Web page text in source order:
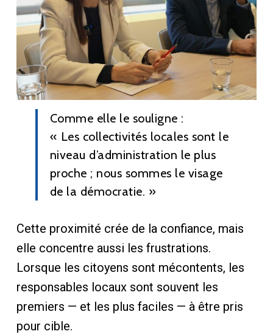
Comme elle le souligne :
« Les collectivités locales sont le
niveau d’administration le plus
proche ; nous sommes le visage
de la démocratie. »
Cette proximité crée de la confiance, mais
elle concentre aussi les frustrations.
Lorsque les citoyens sont mécontents, les
responsables locaux sont souvent les
premiers — et les plus faciles — à être pris
pour cible.